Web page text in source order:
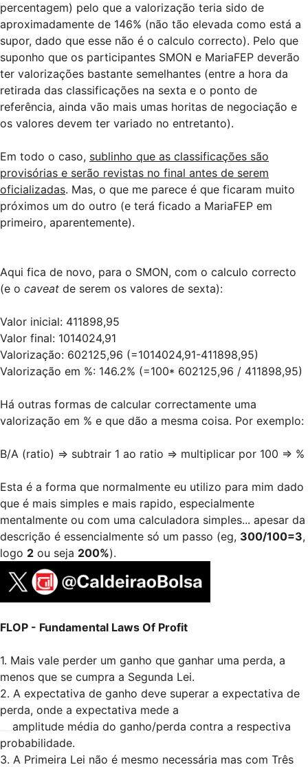
percentagem) pelo que a valorização teria sido de
aproximadamente de 146% (não tão elevada como está a
supor, dado que esse não é o calculo correcto). Pelo que
suponho que os participantes SMON e MariaFEP deverão
ter valorizações bastante semelhantes (entre a hora da
retirada das classificações na sexta e o ponto de
referência, ainda vão mais umas horitas de negociação e
os valores devem ter variado no entretanto).
Em todo o caso, sublinho que as classificações são
provisórias e serão revistas no final antes de serem
oficializadas. Mas, o que me parece é que ficaram muito
próximos um do outro (e terá ficado a MariaFEP em
primeiro, aparentemente).
Aqui fica de novo, para o SMON, com o calculo correcto
(e o caveat de serem os valores de sexta):
Valor inicial: 411898,95
Valor final: 1014024,91
Valorização: 602125,96 (=1014024,91-411898,95)
Valorização em %: 146.2% (=100* 602125,96 / 411898,95)
Há outras formas de calcular correctamente uma
valorização em % e que dão a mesma coisa. Por exemplo:
B/A (ratio) => subtrair 1 ao ratio => multiplicar por 100 => %
Esta é a forma que normalmente eu utilizo para mim dado
que é mais simples e mais rapido, especialmente
mentalmente ou com uma calculadora simples... apesar da
descrição é essencialmente só um passo (eg, 300/100=3,
logo 2 ou seja 200%).
FLOP - Fundamental Laws Of Profit
1. Mais vale perder um ganho que ganhar uma perda, a
menos que se cumpra a Segunda Lei.
2. A expectativa de ganho deve superar a expectativa de
perda, onde a expectativa mede a
amplitude média do ganho/perda contra a respectiva
probabilidade.
3. A Primeira Lei não é mesmo necessária mas com Três